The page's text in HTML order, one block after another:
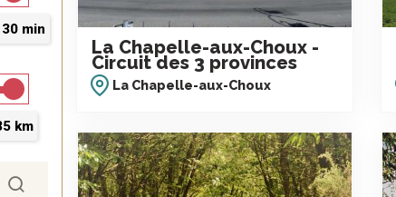
min
km
La Chapelle-aux-Choux -
Circuit des 3 provinces
La Chapelle-aux-Choux